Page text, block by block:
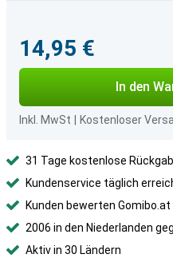
14,95 €
In den
Inkl. MwSt Kostenloser
31 Tage kostenlose
Kundenservice täglich
Kunden bewerten
2006 in den Niederlanden
Aktiv in 30 Ländern